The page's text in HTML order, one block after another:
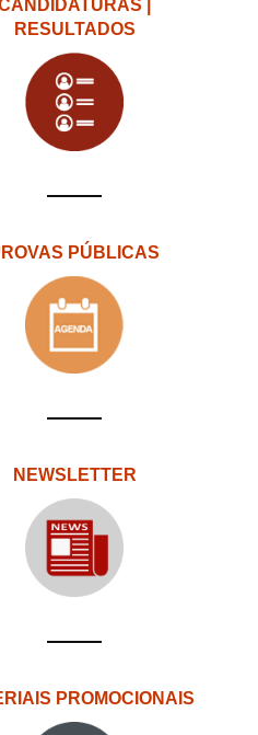
|
RESULTADOS
PÚBLICAS
NEWSLETTER
PROMOCIONAIS